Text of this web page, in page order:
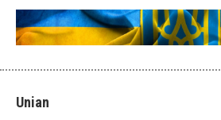
Unian